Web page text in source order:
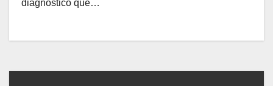
diagnóstico que…